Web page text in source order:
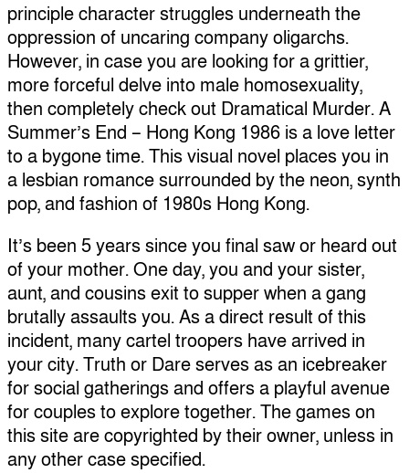
principle character struggles underneath the
oppression of uncaring company oligarchs.
However, in case you are looking for a grittier,
more forceful delve into male homosexuality,
then completely check out Dramatical Murder. A
Summer’s End – Hong Kong 1986 is a love letter
to a bygone time. This visual novel places you in
a lesbian romance surrounded by the neon, synth
pop, and fashion of 1980s Hong Kong.
It’s been 5 years since you final saw or heard out
of your mother. One day, you and your sister,
aunt, and cousins exit to supper when a gang
brutally assaults you. As a direct result of this
incident, many cartel troopers have arrived in
your city. Truth or Dare serves as an icebreaker
for social gatherings and offers a playful avenue
for couples to explore together. The games on
this site are copyrighted by their owner, unless in
any other case specified.